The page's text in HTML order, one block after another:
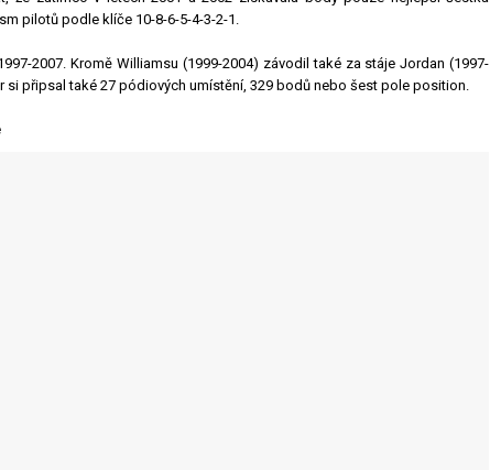
pilotů podle klíče 10-8-6-5-4-3-2-1.
2007. Kromě Williamsu (1999-2004) závodil také za stáje Jordan (1997-
si připsal také 27 pódiových umístění, 329 bodů nebo šest pole position.